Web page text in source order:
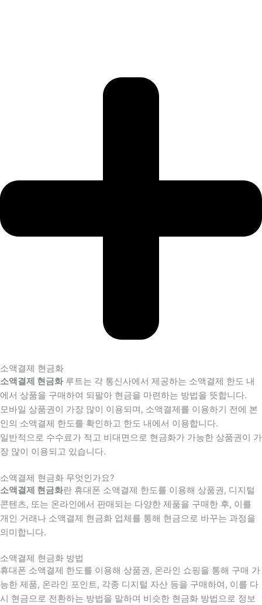
소액결제 현금화
소액결제 현금화루트는 각 통신사에서 제공하는 소액결제 한도 내
에서 상품을 구매하여 되팔아 현금을 마련하는 방법을 뜻합니다.
모바일 상품권이 가장 많이 이용되며, 소액결제를 이용하기 전에 본
인의 소액결제 한도를 확인하고 한도 내에서 이용합니다.
일반적으로 수수료가 적고 비대면으로 현금화가 가능한 상품권이 가
장 많이 이용되고 있습니다.
소액결제 현금화 무엇인가요?
소액결제 현금화란 휴대폰 소액결제 한도를 이용해 상품권, 디지털
콘텐츠, 또는 온라인에서 판매되는 다양한 제품을 구매한 후, 이를
개인 거래나 소액결제 현금화 업체를 통해 현금으로 바꾸는 과정을
의미합니다.
소액결제 현금화 방법
휴대폰 소액결제 한도를 이용해 상품권, 온라인 쇼핑을 통해 구매 가
능한 제품, 온라인 포인트, 각종 디지털 자산 등을 구매하여, 이를 다
시 현금으로 전환하는 방법을 말하며 비슷한 현금화 방법으로 정보